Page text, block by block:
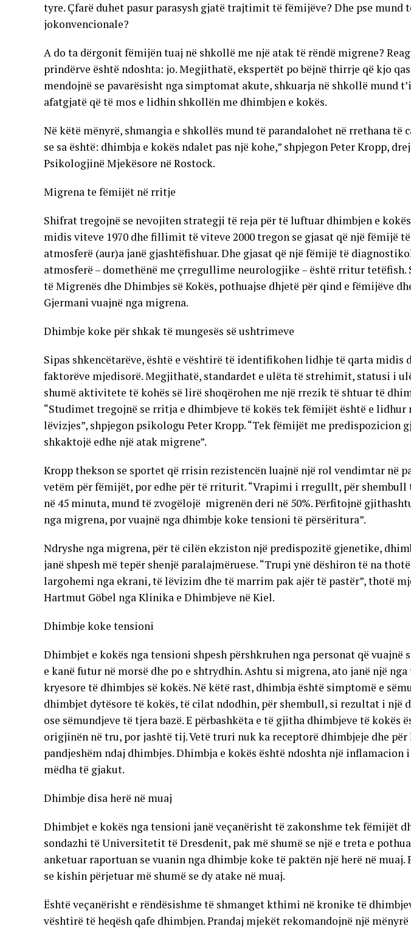
tyre. Çfarë duhet pasur parasysh gjatë trajtimit të fëmijëve? Dhe pse mund
jokonvencionale?
A do ta dërgonit fëmijën tuaj në shkollë me një atak të rëndë migrene?
prindërve është ndoshta: jo. Megjithatë, ekspertët po bëjnë thirrje që kjo
mendojnë se pavarësisht nga simptomat akute, shkuarja në shkollë mund
afatgjatë që të mos e lidhin shkollën me dhimbjen e kokës.
Në këtë mënyrë, shmangia e shkollës mund të parandalohet në rrethana të
se sa është: dhimbja e kokës ndalet pas një kohe,” shpjegon Peter Kropp,
Psikologjinë Mjekësore në Rostock.
Migrena te fëmijët në rritje
Shifrat tregojnë se nevojiten strategji të reja për të luftuar dhimbjen e
midis viteve 1970 dhe fillimit të viteve 2000 tregon se gjasat që një fëmijë
atmosferë (aur)a janë gjashtëfishuar. Dhe gjasat që një fëmijë të
atmosferë – domethënë me çrregullime neurologjike – është rritur tetëfish.
të Migrenës dhe Dhimbjes së Kokës, pothuajse dhjetë për qind e fëmijëve
Gjermani vuajnë nga migrena.
Dhimbje koke për shkak të mungesës së ushtrimeve
Sipas shkencëtarëve, është e vështirë të identifikohen lidhje të qarta midis
faktorëve mjedisorë. Megjithatë, standardet e ulëta të strehimit, statusi i
shumë aktivitete të kohës së lirë shoqërohen me një rrezik të shtuar të
“Studimet tregojnë se rritja e dhimbjeve të kokës tek fëmijët është e lidhur
lëvizjes”, shpjegon psikologu Peter Kropp. “Tek fëmijët me predispozicion
shkaktojë edhe një atak migrene”.
Kropp thekson se sportet që rrisin rezistencën luajnë një rol vendimtar në
vetëm për fëmijët, por edhe për të rriturit. “Vrapimi i rregullt, për shembull
në 45 minuta, mund të zvogëlojë migrenën deri në 50%. Përfitojnë
nga migrena, por vuajnë nga dhimbje koke tensioni të përsëritura”.
Ndryshe nga migrena, për të cilën ekziston një predispozitë gjenetike,
janë shpesh më tepër shenjë paralajmëruese. “Trupi ynë dëshiron të na
largohemi nga ekrani, të lëvizim dhe të marrim pak ajër të pastër”, thotë
Hartmut Göbel nga Klinika e Dhimbjeve në Kiel.
Dhimbje koke tensioni
Dhimbjet e kokës nga tensioni shpesh përshkruhen nga personat që vuajnë
e kanë futur në morsë dhe po e shtrydhin. Ashtu si migrena, ato janë një
kryesore të dhimbjes së kokës. Në këtë rast, dhimbja është simptomë e
dhimbjet dytësore të kokës, të cilat ndodhin, për shembull, si rezultat i
ose sëmundjeve të tjera bazë. E përbashkëta e të gjitha dhimbjeve të kokës
origjinën në tru, por jashtë tij. Vetë truri nuk ka receptorë dhimbjeje dhe për
pandjeshëm ndaj dhimbjes. Dhimbja e kokës është ndoshta një inflamacion
mëdha të gjakut.
Dhimbje disa herë në muaj
Dhimbjet e kokës nga tensioni janë veçanërisht të zakonshme tek fëmijët
sondazhi të Universitetit të Dresdenit, pak më shumë se një e treta e
anketuar raportuan se vuanin nga dhimbje koke të paktën një herë në muaj.
se kishin përjetuar më shumë se dy atake në muaj.
Është veçanërisht e rëndësishme të shmanget kthimi në kronike të
vështirë të heqësh qafe dhimbjen. Prandaj mjekët rekomandojnë një